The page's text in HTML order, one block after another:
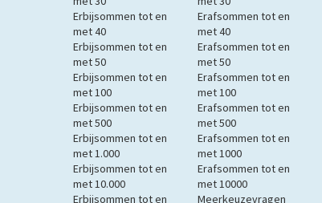
Erbijsommen tot en
met 40
Erbijsommen tot en
met 50
Erbijsommen tot en
met 100
Erbijsommen tot en
met 500
Erbijsommen tot en
met 1.000
Erbijsommen tot en
met 10.000
Erbijsommen tot en
Erafsommen tot en
met 40
Erafsommen tot en
met 50
Erafsommen tot en
met 100
Erafsommen tot en
met 500
Erafsommen tot en
met 1000
Erafsommen tot en
met 10000
Meerkeuzevragen